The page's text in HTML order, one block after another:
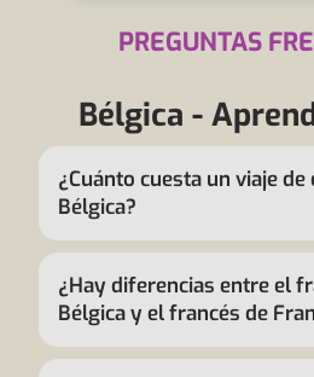
PREGUNTAS
Bélgica -
¿Cuánto cuesta un viaje
Bélgica?
¿Hay diferencias entre el
Bélgica y el francés de